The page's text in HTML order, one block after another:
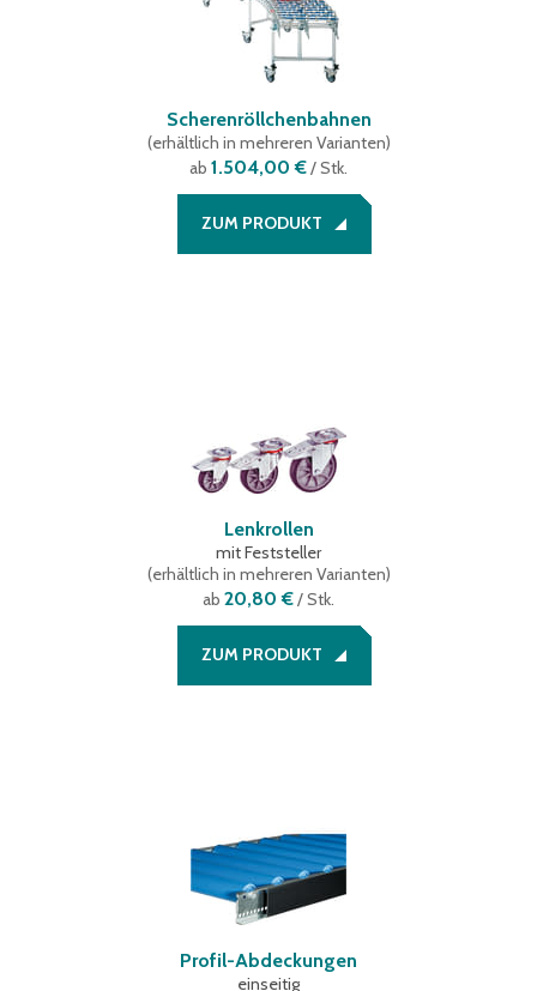
Scherenröllchenbahnen
(erhältlich in mehreren Varianten)
ab 1.504,00 €/ Stk.
ZUM PRODUKT
Lenkrollen
mit Feststeller
(erhältlich in mehreren Varianten)
ab 20,80 €/ Stk.
ZUM PRODUKT
Profil-Abdeckungen
einseitig